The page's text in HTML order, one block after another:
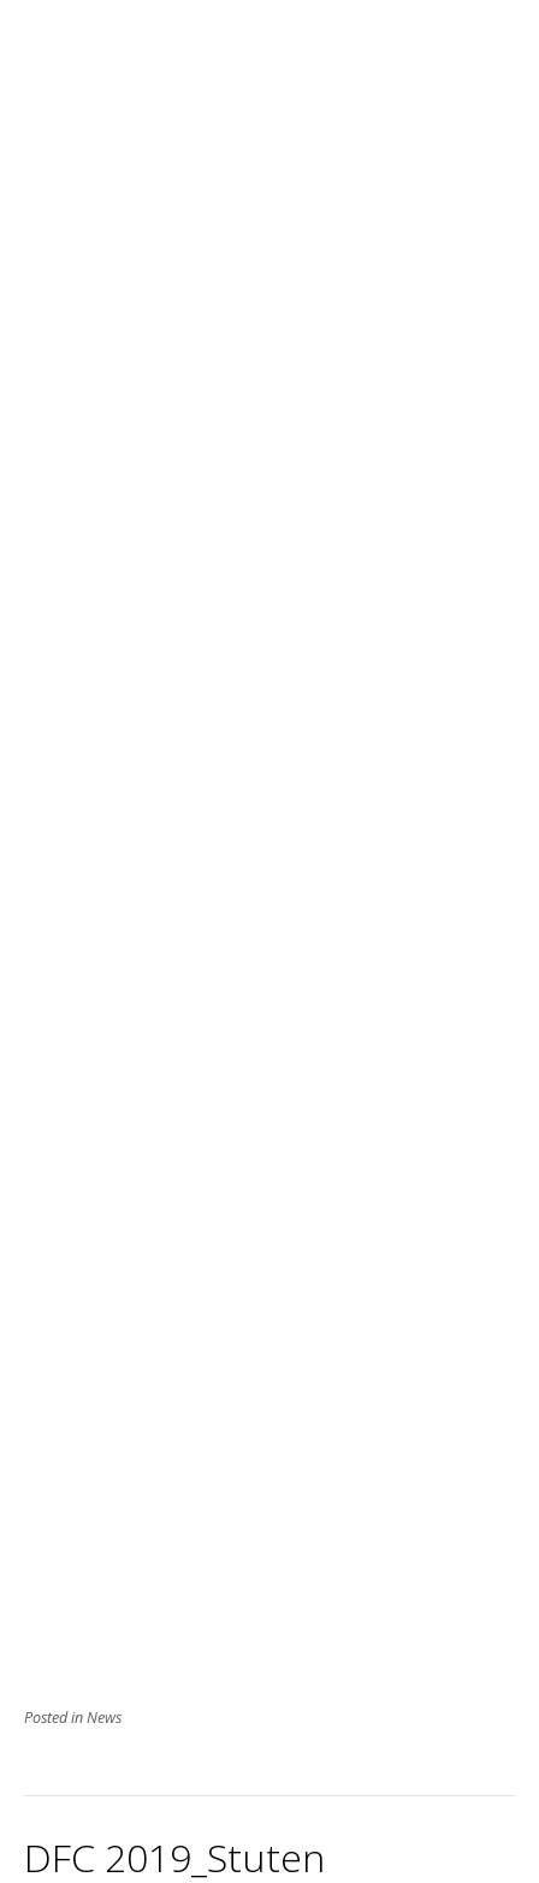
Posted inNews
DFC 2019_Stuten